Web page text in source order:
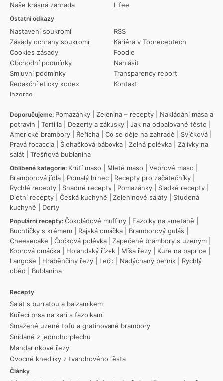
Naše krásná zahrada
Ostatní odkazy
Nastavení soukromí
Zásady ochrany soukromí
Cookies zásady
Obchodní podmínky
Smluvní podmínky
Redakční etický kodex
Inzerce
RSS
Kariéra v Topreceptech
Foodie
Nahlásit
Transparency report
Kontakt
Lifee
Doporučujeme: Pomazánky Zelenina – recepty
Nakládání masa a
potravin
Tortilla Dezerty a zákusky Jak na odpalované těsto
Americké brambory
Řeřicha Co se děje na zahradě Svíčková
Pravá focaccia
Šlehačková bábovka Zelná polévka
Zálivky na
salát
Třešňová bublanina
Oblíbené kategorie: Krůtí maso Mleté maso Vepřové maso
Bramborová jídla
Pomalý hrnec Recepty pro začátečníky
Rychlé recepty
Snadné recepty Pomazánky Sladké recepty
Dietní recepty
Česká kuchyně Zeleninové saláty
Studená
kuchyně
Dorty
Populární recepty: Čokoládové muffiny Fazolky na smetaně
Buchtičky s krémem
Rajská omáčka Bramborový guláš
Cheesecake
Čočková polévka Zapečené brambory s uzeným
Koprová omáčka
Holandský řízek Míša řezy Kuře na paprice
Langoše
Hraběnčiny řezy Lečo Nadýchaný perník
Rychlý
oběd
Bublanina
Recepty
Salát s burratou a balzamikem
Kuřecí prsa na kari s fazolkami
Smažené uzené tofu a gratinované brambory
Snídaně z jednoho plechu
Mandarinkové řezy
Ovocné knedlíky z tvarohového těsta
Články